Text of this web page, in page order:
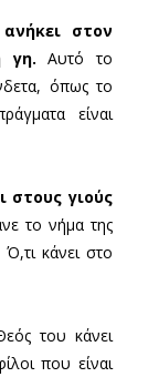
στον
γη. Αυτό το
όπως το
είναι
στους γιούς
το νήμα της
Ό,τι κάνει στο
του κάνει
που είναι